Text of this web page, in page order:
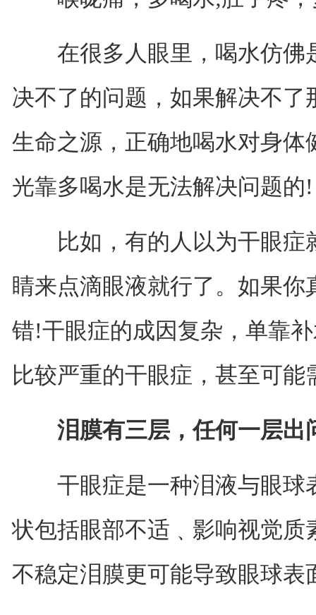
在很多人眼里，喝水仿佛
决不了的问题，如果解决不
生命之源，正确地喝水对身
光靠多喝水是无法解决问题的!
比如，有的人以为干眼症
睛来点滴眼液就行了。如果
错!干眼症的成因复杂，单靠
比较严重的干眼症，甚至可能
泪膜有三层，任何一层出
干眼症是一种泪液与眼球
状包括眼部不适﹑影响视觉
不稳定泪膜更可能导致眼球表